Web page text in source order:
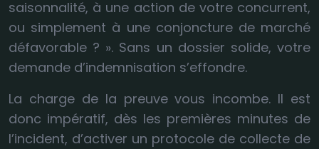
saisonnalité, à une action de votre concurrent,
ou simplement à une conjoncture de marché
défavorable ? ». Sans un dossier solide, votre
demande d’indemnisation s’effondre.
La charge de la preuve vous incombe. Il est
donc impératif, dès les premières minutes de
l’incident, d’activer un protocole de collecte de